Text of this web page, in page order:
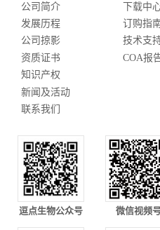
公司简介
发展历程
公司掠影
资质证书
知识产权
新闻及活动
联系我们
下载中
订购指
技术支
COA报
逗点生物公众号 微信视频